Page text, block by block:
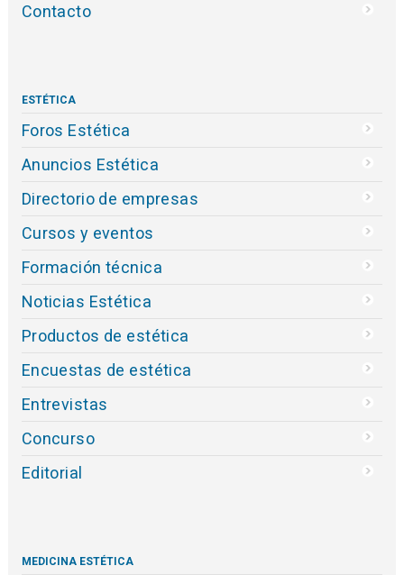
Contacto
ESTÉTICA
Foros Estética
Anuncios Estética
Directorio de empresas
Cursos y eventos
Formación técnica
Noticias Estética
Productos de estética
Encuestas de estética
Entrevistas
Concurso
Editorial
MEDICINA ESTÉTICA